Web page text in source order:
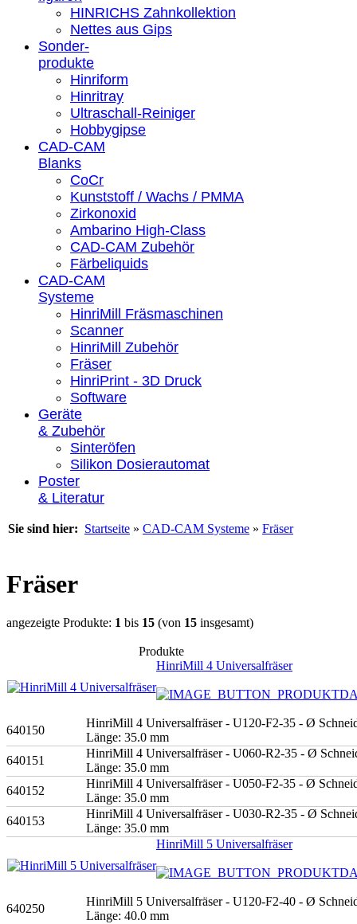
HINRICHS Zahnkollektion
Nettes aus Gips
Sonder-
produkte
Hinriform
Hinritray
Ultraschall-Reiniger
Hobbygipse
CAD-CAM
Blanks
CoCr
Kunststoff / Wachs / PMMA
Zirkonoxid
Ambarino High-Class
CAD-CAM Zubehör
Färbeliquids
CAD-CAM
Systeme
HinriMill Fräsmaschinen
Scanner
HinriMill Zubehör
Fräser
HinriPrint - 3D Druck
Software
Geräte
& Zubehör
Sinteröfen
Silikon Dosierautomat
Poster
& Literatur
Sie sind hier: Startseite » CAD-CAM Systeme » Fräser
Fräser
angezeigte Produkte: 1 bis 15 (von 15 insgesamt)
Produkte
HinriMill 4 Universalfräser
640150
HinriMill 4 Universalfräser - U120-F2-35 - Ø
Länge: 35.0 mm
640151
HinriMill 4 Universalfräser - U060-R2-35 - Ø
Länge: 35.0 mm
640152
HinriMill 4 Universalfräser - U050-F2-35 - Ø
Länge: 35.0 mm
640153
HinriMill 4 Universalfräser - U030-R2-35 - Ø
Länge: 35.0 mm
HinriMill 5 Universalfräser
640250
HinriMill 5 Universalfräser - U120-F2-40 - Ø
Länge: 40.0 mm